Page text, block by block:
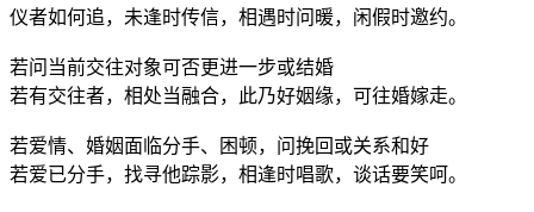
仪者如何追，未逢时传信，相遇时问暖，闲假时邀约。
若问当前交往对象可否更进一步或结婚
若有交往者，相处当融合，此乃好姻缘，可往婚嫁走。
若爱情、婚姻面临分手、困顿，问挽回或关系和好
若爱已分手，找寻他踪影，相逢时唱歌，谈话要笑呵。